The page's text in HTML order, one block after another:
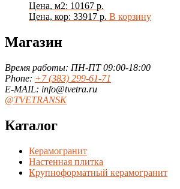
Цена, м2: 10167 р.
Цена, кор: 33917 р. В корзину
Магазин
Время работы: ПН-ПТ 09:00-18:00
Phone: +7 (383) 299-61-71
E-MAIL: info@tvetra.ru
@TVETRANSK
Каталог
Керамогранит
Настенная плитка
Крупноформатный керамогранит